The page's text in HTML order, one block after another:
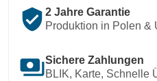
verified_user 2 Jahre Garantie
Produktion in Polen &
paymentsSichere Zahlungen
BLIK, Karte, Schnelle